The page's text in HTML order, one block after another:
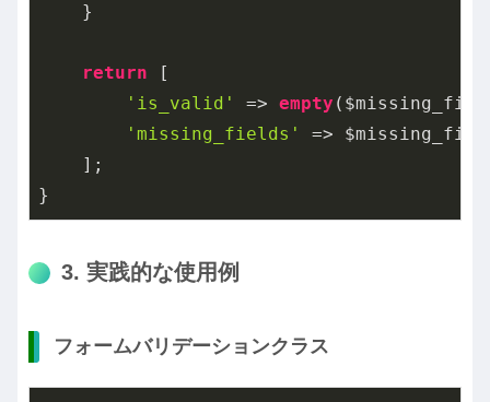
    }
return [
'is_valid'
=> empty
'missing_fields'
=>
    ];
}
3. 実践的な使用例
フォームバリデーションクラス